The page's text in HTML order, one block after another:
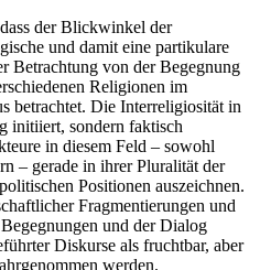
der Blickwinkel der
und damit eine partikulare
Betrachtung von der Begegnung
Religionen im
betrachtet. Die Interreligiosität in
initiiert, sondern faktisch
in diesem Feld – sowohl
– gerade in ihrer Pluralität der
Positionen auszeichnen.
Fragmentierungen und
und der Dialog
Diskurse als fruchtbar, aber
werden.